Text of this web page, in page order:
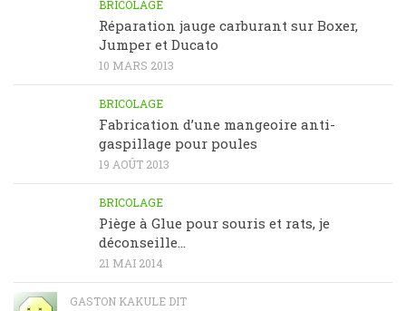
BRICOLAGE
Réparation jauge carburant sur Boxer,
Jumper et Ducato
10 MARS 2013
BRICOLAGE
Fabrication d’une mangeoire anti-
gaspillage pour poules
19 AOÛT 2013
BRICOLAGE
Piège à Glue pour souris et rats, je
déconseille…
21 MAI 2014
GASTON KAKULE DIT